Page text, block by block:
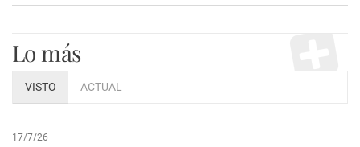
Lo más
VISTO ACTUAL
17/7/26